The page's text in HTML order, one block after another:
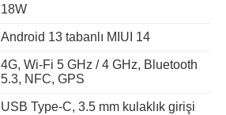
18W
Android 13 tabanlı MIUI 14
4G, Wi-Fi 5 GHz / 4 GHz, Bluetooth
5.3, NFC, GPS
USB Type-C, 3.5 mm kulaklık girişi